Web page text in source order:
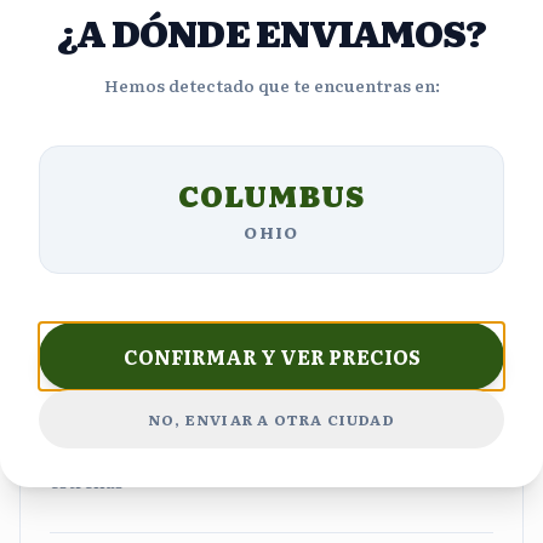
4.4
2
estrellas
¿A DÓNDE ENVIAMOS?
Hemos detectado que te encuentras en:
COLUMBUS
OHIO
CONFIRMAR Y VER PRECIOS
NO, ENVIAR A OTRA CIUDAD